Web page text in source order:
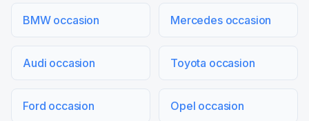
BMW occasion Mercedes occasion
Audi occasion Toyota occasion
Ford occasion Opel occasion